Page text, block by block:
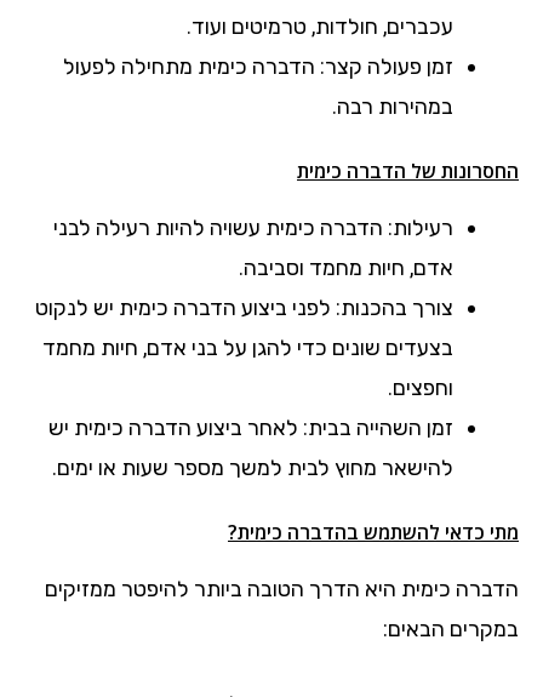
עכברים, חולדות, טרמיטים ועוד.
זמן פעולה קצר: הדברה כימית מתחילה לפעול
במהירות רבה.
החסרונות של הדברה כימית
רעילות: הדברה כימית עשויה להיות רעילה לבני
אדם, חיות מחמד וסביבה.
צורך בהכנות: לפני ביצוע הדברה כימית יש לנקוט
בצעדים שונים כדי להגן על בני אדם, חיות מחמד
וחפצים.
זמן השהייה בבית: לאחר ביצוע הדברה כימית יש
להישאר מחוץ לבית למשך מספר שעות או ימים.
מתי כדאי להשתמש בהדברה כימית?
הדברה כימית היא הדרך הטובה ביותר להיפטר ממזיקים
במקרים הבאים: